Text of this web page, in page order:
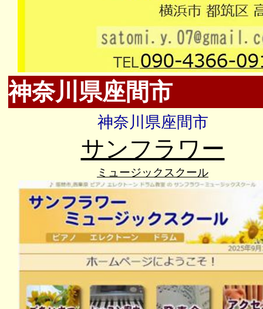
神奈川県座間市
神奈川県座間市
サンフラワー
ミュージックスクール